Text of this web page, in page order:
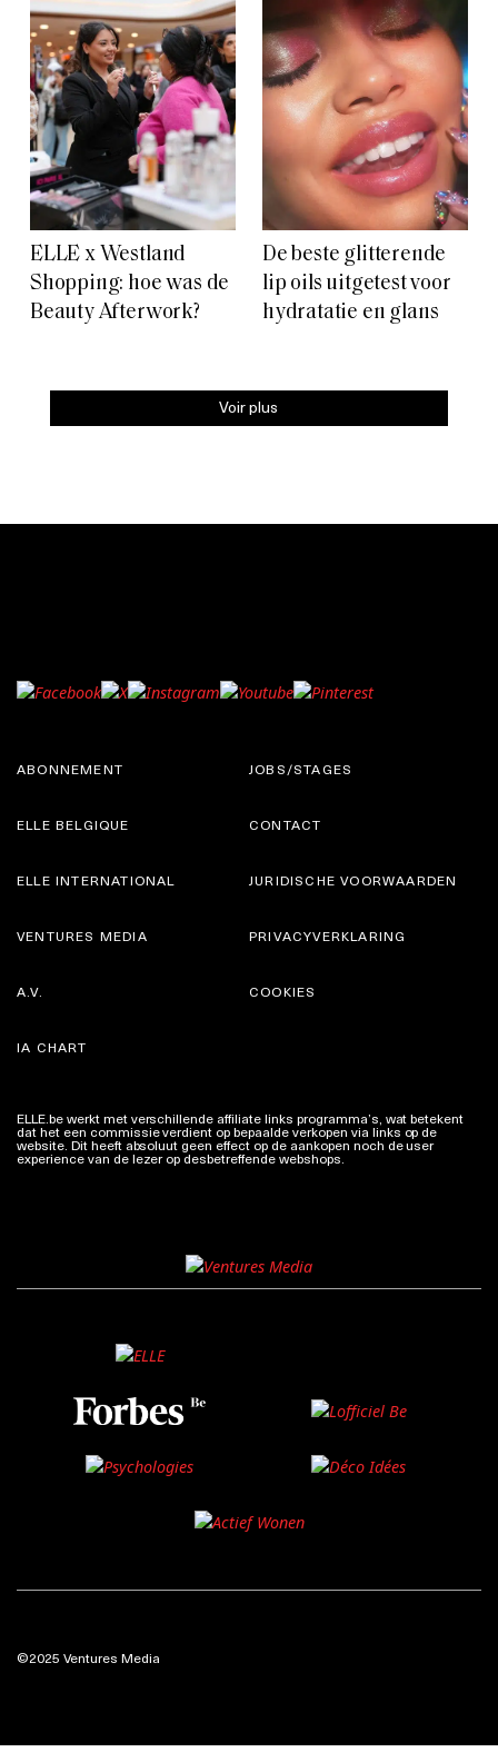
ELLE x Westland
Shopping: hoe was de
Beauty Afterwork?
De beste glitterende
lip oils uitgetest voor
hydratatie en glans
Voir plus
ABONNEMENT
ELLE BELGIQUE
JOBS/STAGES
CONTACT
ELLE INTERNATIONAL
VENTURES MEDIA
JURIDISCHE VOORWAARDEN
PRIVACYVERKLARING
A.V.
IA CHART
COOKIES
ELLE.be werkt met verschillende affiliate links programma’s, wat betekent
dat het een commissie verdient op bepaalde verkopen via links op de
website. Dit heeft absoluut geen effect op de aankopen noch de user
experience van de lezer op desbetreffende webshops.
©2025 Ventures Media